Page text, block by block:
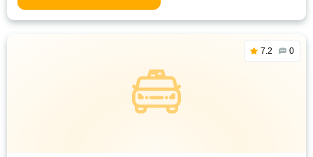
7.2 0